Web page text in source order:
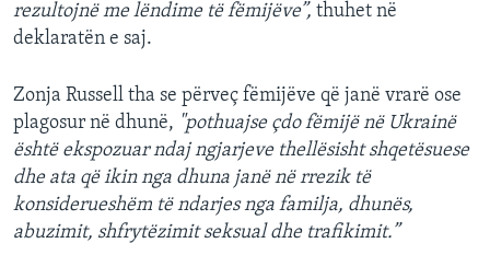
rezultojnë me lëndime të fëmijëve”, thuhet në
deklaratën e saj.
Zonja Russell tha se përveç fëmijëve që janë vrarë ose
plagosur në dhunë, "pothuajse çdo fëmijë në Ukrainë
është ekspozuar ndaj ngjarjeve thellësisht shqetësuese
dhe ata që ikin nga dhuna janë në rrezik të
konsiderueshëm të ndarjes nga familja, dhunës,
abuzimit, shfrytëzimit seksual dhe trafikimit.”